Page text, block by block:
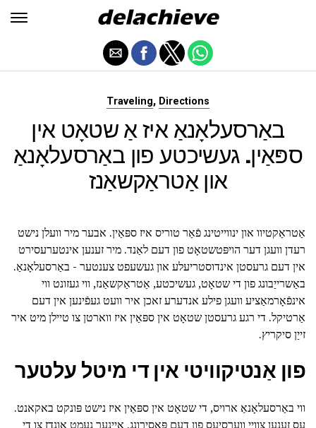
Traveling, Directions
באַרסעלאָנאַ איז אַ שטאָט אין
ספּאַין. געשיכטע פון באַרסעלאָנאַ
און אַטראַקשאַנז
אַטראַקטיוו און ינווייטינג פֿאַר טוריס איז ספּאַין. אבער מיר וועלן נישט
רעדן וועגן דער הויפּטשטאָט פון דעם לאַנד. מיר זענען אינטערעסירט
אין דעם גרעסטן אינדוסטריעלע און געשעפט צענטער - באַרסעלאָנאַ.
באַשרייַבונג פון די שטאָט, געשיכטע, אַטראַקשאַנז, ווי געזונט ווי
אינפֿאָרמאַציע וועגן פילע אנדערע זאכן איר וועט געפֿינען אין דעם
אַרטיקל. די רגע גרעסטן שטאָט אין ספּאַין איז ווארטן צו טיילן מיט איר
זייַן סיקריץ.
פון אַנטיקוויטי אין די מיטל עלטער
ווי באַרסעלאָנאַ ארויס, די שטאָט אין ספּאַין איז נישט פּונקט באקאנט.
עס זענען צוויי ווערסיעס פון דעם פּאַסירונג. איינער נעמט אונדז צו די